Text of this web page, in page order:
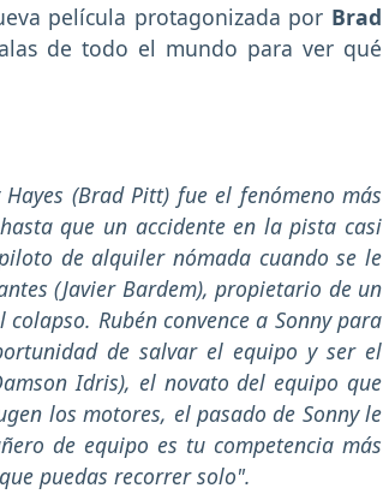
película protagonizada por Brad
de todo el mundo para ver qué
(Brad Pitt) fue el fenómeno más
que un accidente en la pista casi
de alquiler nómada cuando se le
(Javier Bardem), propietario de un
Rubén convence a Sonny para
de salvar el equipo y ser el
Idris), el novato del equipo que
los motores, el pasado de Sonny le
de equipo es tu competencia más
puedas recorrer solo".